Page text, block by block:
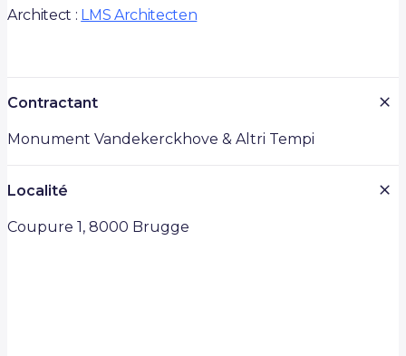
Architect : LMS Architecten
Contractant
Monument Vandekerckhove & Altri Tempi
Localité
Coupure 1, 8000 Brugge